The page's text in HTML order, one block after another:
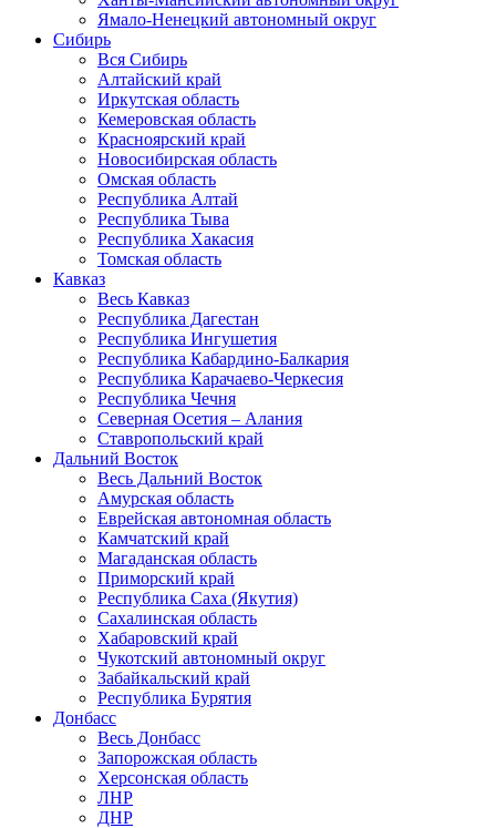
Ямало-Ненецкий автономный округ
Сибирь
Вся Сибирь
Алтайский край
Иркутская область
Кемеровская область
Красноярский край
Новосибирская область
Омская область
Республика Алтай
Республика Тыва
Республика Хакасия
Томская область
Кавказ
Весь Кавказ
Республика Дагестан
Республика Ингушетия
Республика Кабардино-Балкария
Республика Карачаево-Черкесия
Республика Чечня
Северная Осетия – Алания
Ставропольский край
Дальний Восток
Весь Дальний Восток
Амурская область
Еврейская автономная область
Камчатский край
Магаданская область
Приморский край
Республика Саха (Якутия)
Сахалинская область
Хабаровский край
Чукотский автономный округ
Забайкальский край
Республика Бурятия
Донбасс
Весь Донбасс
Запорожская область
Херсонская область
ЛНР
ДНР